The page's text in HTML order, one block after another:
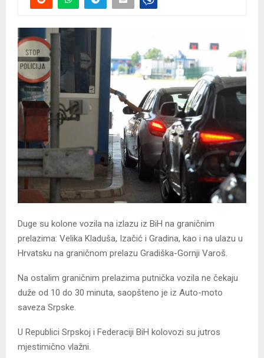
Duge su kolone vozila na izlazu iz BiH na graničnim
prelazima: Velika Kladuša, Izačić i Gradina, kao i na ulazu u
Hrvatsku na graničnom prelazu Gradiška-Gornji Varoš.
Na ostalim graničnim prelazima putnička vozila ne čekaju
duže od 10 do 30 minuta, saopšteno je iz Auto-moto
saveza Srpske.
U Republici Srpskoj i Federaciji BiH kolovozi su jutros
mjestimično vlažni.